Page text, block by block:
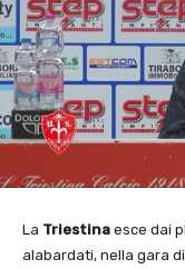
La Triestina esce dai
alabardati, nella gara